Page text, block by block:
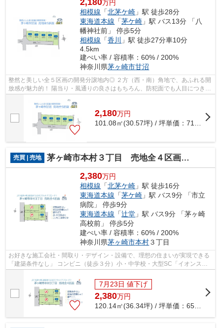
2,180万円
相模線 「北茅ケ崎 」駅 徒歩28分
東海道本線 「茅ケ崎 」駅 バス13分 「八
幡神社前」 停歩5分
相模線 「香川
」駅 徒歩27分車10分
4.5km
建ぺい率 / 容積率：60% / 200%
神奈川県茅ヶ崎市甘沼
整然と美しい全５区画の開発分譲地内◎ ２方（西・南）角地で、あふれる開
放感が魅力的！ 陽当り・風通りの良さはもちろん、防犯面でも人目につきや
2,180万円
101.08㎡(30.57坪) / 坪単価：71.31 万円
売買 | 売地 茅ヶ崎市本村３丁目 売地全４区画 ２号地
2,380万円
相模線 「北茅ケ崎 」駅 徒歩16分
東海道本線 「茅ケ崎 」駅 バス9分 「市立
病院」 停歩9分
東海道本線 「辻堂 」駅 バス9分 「茅ヶ崎
高校前」 停歩5分
建ぺい率 / 容積率：60% / 200%
神奈川県茅ヶ崎市本村３丁目
お好きな施工会社・間取り・デザイン・設備で、理想の住まいが実現できる
「建築条件なし」 コンビニ（徒歩３分）小・中学校・大型SC「イオンスタ
7月23日 値下げ
2,380万円
120.14㎡(36.34坪) / 坪単価：65.49